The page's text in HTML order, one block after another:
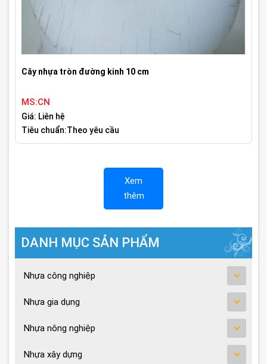
Cây nhựa tròn đường kinh 10 cm
MS:CN
Giá: Liên hệ
Tiêu chuẩn:Theo yêu cầu
Xem
thêm
DANH MỤC SẢN PHẨM
Nhựa công nghiệp
Nhựa gia dụng
Nhựa nông nghiệp
Nhựa xây dựng